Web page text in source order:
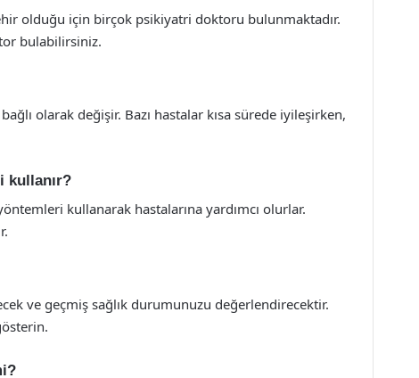
olduğu için birçok psikiyatri doktoru bulunmaktadır.
bulabilirsiniz.
olarak değişir. Bazı hastalar kısa sürede iyileşirken,
kullanır?
kullanarak hastalarına yardımcı olurlar.
ve geçmiş sağlık durumunuzu değerlendirecektir.